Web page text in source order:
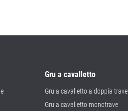
Gru a cavalletto
Gru a cavalletto a doppia trave
Gru a cavalletto monotrave